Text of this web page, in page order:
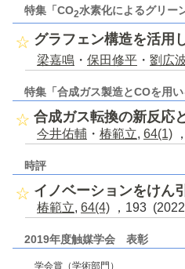
特集「CO2水素化によるグリー
グラフェン構造を活用
梁嘉鳴 ・ 保田修平 ・ 劉広
特集「合成ガス製造とCOを用
合成ガス転換の新反応
今井佑輔 ・ 椿範立, 64(1)
時評
イノベーションをけん
椿範立, 64(4) ，193
2019年度触媒学会 表彰
学会賞（学術部門）